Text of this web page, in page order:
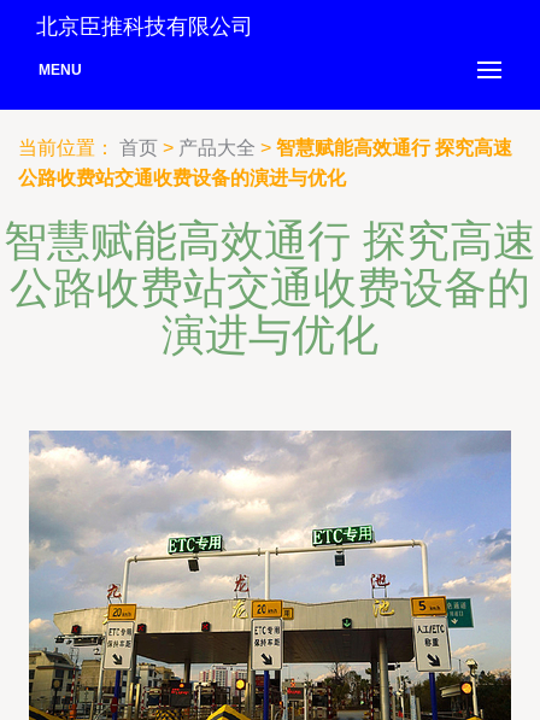
北京臣推科技有限公司
MENU
当前位置： 首页 > 产品大全 > 智慧赋能高效通行 探究高速
公路收费站交通收费设备的演进与优化
智慧赋能高效通行 探究高速
公路收费站交通收费设备的
演进与优化